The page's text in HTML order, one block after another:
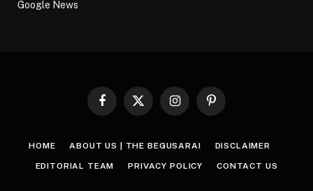
Google News
Facebook
X
InstagramPinterest
HOME ABOUT US | THE BEGUSARAI DISCLAIMER
EDITORIAL TEAM PRIVACY POLICY CONTACT US